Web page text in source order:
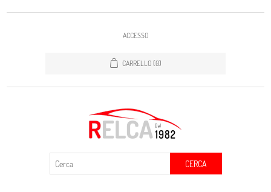
ACCESSO
CARRELLO (0)
CERCA